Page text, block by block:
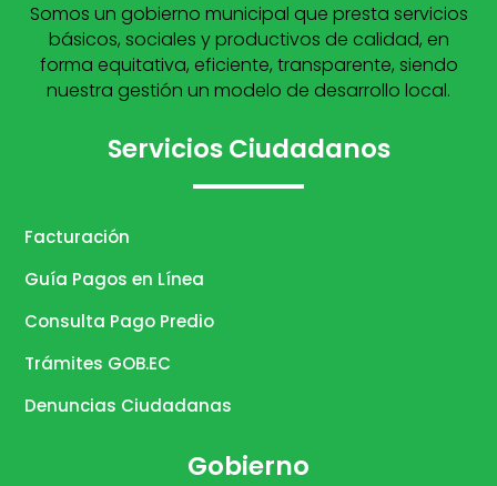
Somos un gobierno municipal que presta servicios
básicos, sociales y productivos de calidad, en
forma equitativa, eficiente, transparente, siendo
nuestra gestión un modelo de desarrollo local.
Servicios Ciudadanos
Facturación
Guía Pagos en Línea
Consulta Pago Predio
Trámites GOB.EC
Denuncias Ciudadanas
Gobierno